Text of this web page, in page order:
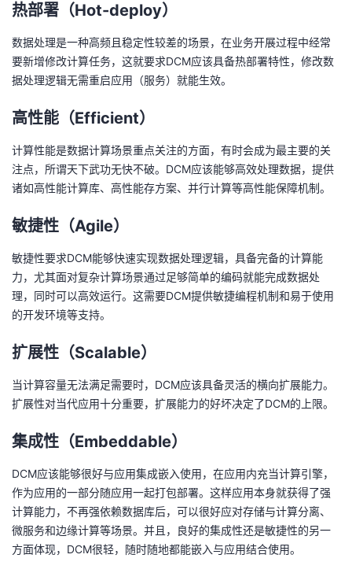
热部署（Hot-deploy）
数据处理是一种高频且稳定性较差的场景，在业务开展过程中经常
要新增修改计算任务，这就要求DCM应该具备热部署特性，修改数
据处理逻辑无需重启应用（服务）就能生效。
高性能（Efficient）
计算性能是数据计算场景重点关注的方面，有时会成为最主要的关
注点，所谓天下武功无快不破。DCM应该能够高效处理数据，提供
诸如高性能计算库、高性能存方案、并行计算等高性能保障机制。
敏捷性（Agile）
敏捷性要求DCM能够快速实现数据处理逻辑，具备完备的计算能
力，尤其面对复杂计算场景通过足够简单的编码就能完成数据处
理，同时可以高效运行。这需要DCM提供敏捷编程机制和易于使用
的开发环境等支持。
扩展性（Scalable）
当计算容量无法满足需要时，DCM应该具备灵活的横向扩展能力。
扩展性对当代应用十分重要，扩展能力的好坏决定了DCM的上限。
集成性（Embeddable）
DCM应该能够很好与应用集成嵌入使用，在应用内充当计算引擎，
作为应用的一部分随应用一起打包部署。这样应用本身就获得了强
计算能力，不再强依赖数据库后，可以很好应对存储与计算分离、
微服务和边缘计算等场景。并且，良好的集成性还是敏捷性的另一
方面体现，DCM很轻，随时随地都能嵌入与应用结合使用。